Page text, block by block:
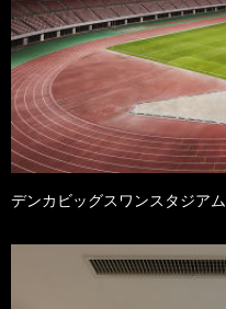
デンカビッグスワンスタジアム